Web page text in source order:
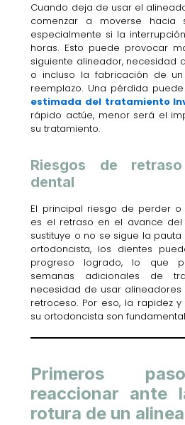
Cuando deja de usar el
comenzar a moverse hacia
especialmente si la
horas. Esto puede provocar
siguiente alineador, necesidad
o incluso la fabricación de
reemplazo. Una pérdida
estimada del tratamiento
rápido actúe, menor será el
su tratamiento.
Riesgos de
dental
El principal riesgo de perder
es el retraso en el avance del
sustituye o no se sigue la
ortodoncista, los dientes
progreso logrado, lo que
semanas adicionales de
necesidad de usar
retroceso. Por eso, la rapidez
su ortodoncista son
Primeros
reaccionar ante
rotura de un